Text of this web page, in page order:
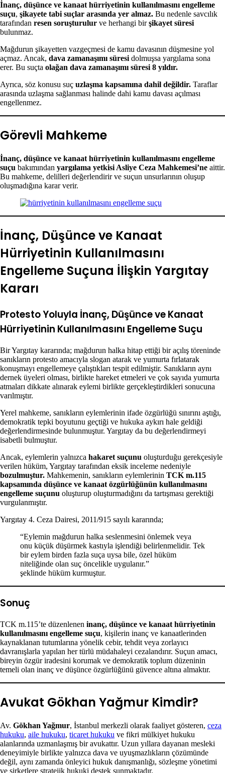
İnanç, düşünce ve kanaat hürriyetinin kullanılmasını engelleme
suçu, şikayete tabi suçlar arasında yer almaz. Bu nedenle savcılık
tarafından resen soruşturulur ve herhangi birşikayet süresi
bulunmaz.
Mağdurun şikayetten vazgeçmesi de kamu davasının düşmesine yol
açmaz. Ancak, dava zamanaşımı süresi dolmuşsa yargılama sona
erer. Bu suçta olağan dava zamanaşımı süresi 8 yıldır.
Ayrıca, söz konusu suç uzlaşma kapsamına dahil değildir. Taraflar
arasında uzlaşma sağlanması halinde dahi kamu davası açılması
engellenmez.
Görevli Mahkeme
İnanç, düşünce ve kanaat hürriyetinin kullanılmasını engelleme
suçu bakımından yargılama yetkisi Asliye Ceza Mahkemesi’ne aittir.
Bu mahkeme, delilleri değerlendirir ve suçun unsurlarının oluşup
oluşmadığına karar verir.
İnanç, Düşünce ve Kanaat
Hürriyetinin Kullanılmasını
Engelleme Suçuna İlişkin Yargıtay
Kararı
Protesto Yoluyla İnanç, Düşünce ve Kanaat
Hürriyetinin Kullanılmasını Engelleme Suçu
Bir Yargıtay kararında; mağdurun halka hitap ettiği bir açılış töreninde
sanıkların protesto amacıyla slogan atarak ve yumurta fırlatarak
konuşmayı engellemeye çalıştıkları tespit edilmiştir. Sanıkların aynı
dernek üyeleri olması, birlikte hareket etmeleri ve çok sayıda yumurta
atmaları dikkate alınarak eylemi birlikte gerçekleştirdikleri sonucuna
varılmıştır.
Yerel mahkeme, sanıkların eylemlerinin ifade özgürlüğü sınırını aştığı,
demokratik tepki boyutunu geçtiği ve hukuka aykırı hale geldiği
değerlendirmesinde bulunmuştur. Yargıtay da bu değerlendirmeyi
isabetli bulmuştur.
Ancak, eylemlerin yalnızca hakaret suçunu oluşturduğu gerekçesiyle
verilen hüküm, Yargıtay tarafından eksik inceleme nedeniyle
bozulmuştur. Mahkemenin, sanıkların eylemlerinin TCK m.115
kapsamında düşünce ve kanaat özgürlüğünün kullanılmasını
engelleme suçunu oluşturup oluşturmadığını da tartışması gerektiği
vurgulanmıştır.
Yargıtay 4. Ceza Dairesi, 2011/915 sayılı kararında;
“Eylemin mağdurun halka seslenmesini önlemek veya
onu küçük düşürmek kastıyla işlendiği belirlenmelidir. Tek
bir eylem birden fazla suça uysa bile, özel hüküm
niteliğinde olan suç öncelikle uygulanır.”
şeklinde hüküm kurmuştur.
Sonuç
TCK m.115’te düzenlenen inanç, düşünce ve kanaat hürriyetinin
kullanılmasını engelleme suçu, kişilerin inanç ve kanaatlerinden
kaynaklanan tutumlarına yönelik cebir, tehdit veya zorlayıcı
davranışlarla yapılan her türlü müdahaleyi cezalandırır. Suçun amacı,
bireyin özgür iradesini korumak ve demokratik toplum düzeninin
temeli olan inanç ve düşünce özgürlüğünü güvence altına almaktır.
Avukat Gökhan Yağmur Kimdir?
Av. Gökhan Yağmur, İstanbul merkezli olarak faaliyet gösteren, ceza
hukuku, aile hukuku, ticaret hukuku ve fikri mülkiyet hukuku
alanlarında uzmanlaşmış bir avukattır. Uzun yıllara dayanan mesleki
deneyimiyle birlikte yalnızca dava ve uyuşmazlıkların çözümünde
değil, aynı zamanda önleyici hukuk danışmanlığı, sözleşme yönetimi
ve şirketlere stratejik hukuki destek sunmaktadır.